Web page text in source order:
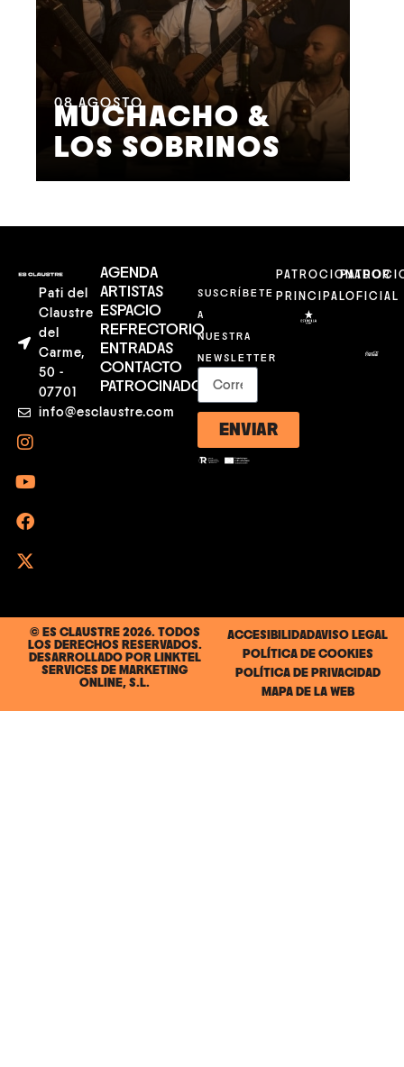
08 AGOSTO
MUCHACHO &
LOS SOBRINOS
Pati del
Claustre
del
Carme,
50 -
07701
info@esclaustre.com
AGENDA
ARTISTAS
ESPACIO
REFRECTORIO
ENTRADAS
CONTACTO
PATROCINADORES
SUSCRÍBETE
A
NUESTRA
NEWSLETTER
ENVIAR
PATROCIONADOR
PRINCIPALOFICIAL
© ES CLAUSTRE 2026. TODOS
LOS DERECHOS RESERVADOS.
DESARROLLADO POR LINKTEL
SERVICES DE MARKETING
ONLINE, S.L.
ACCESIBILIDADAVISO LEGAL
POLÍTICA DE COOKIES
POLÍTICA DE PRIVACIDAD
MAPA DE LA WEB